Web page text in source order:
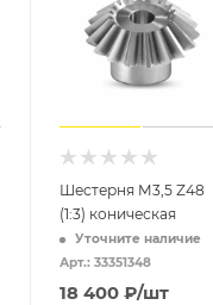
Шестерня M3,5 Z48
(1:3) коническая
Уточните наличие
Арт.: 33351348
18 400₽/шт